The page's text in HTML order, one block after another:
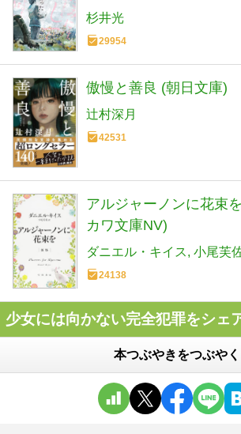
杉井光
29954
傲慢と善良 (朝日文庫)
辻村深月
42531
アルジャーノンに花束
カワ文庫NV)
ダニエル・キイス 小尾芙
24138
少女には向かない完全犯罪をシェ
本つぶやきをつぶやく